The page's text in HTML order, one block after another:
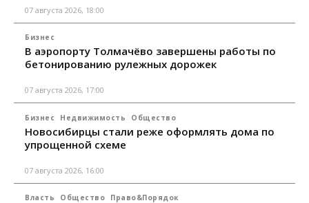
07 августа 2026, 18:00
Бизнес
В аэропорту Толмачёво завершены работы по
бетонированию рулежных дорожек
07 августа 2026, 17:00
Бизнес Недвижимость Общество
Новосибирцы стали реже оформлять дома по
упрощенной схеме
07 августа 2026, 16:00
Власть Общество Право&Порядок